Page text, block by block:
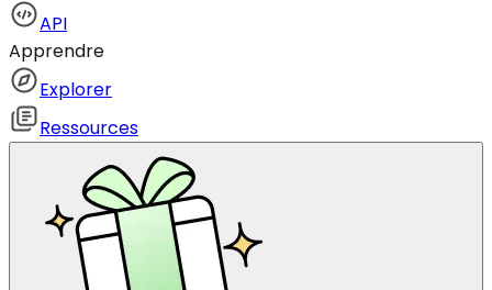
API
Apprendre
Explorer
Ressources